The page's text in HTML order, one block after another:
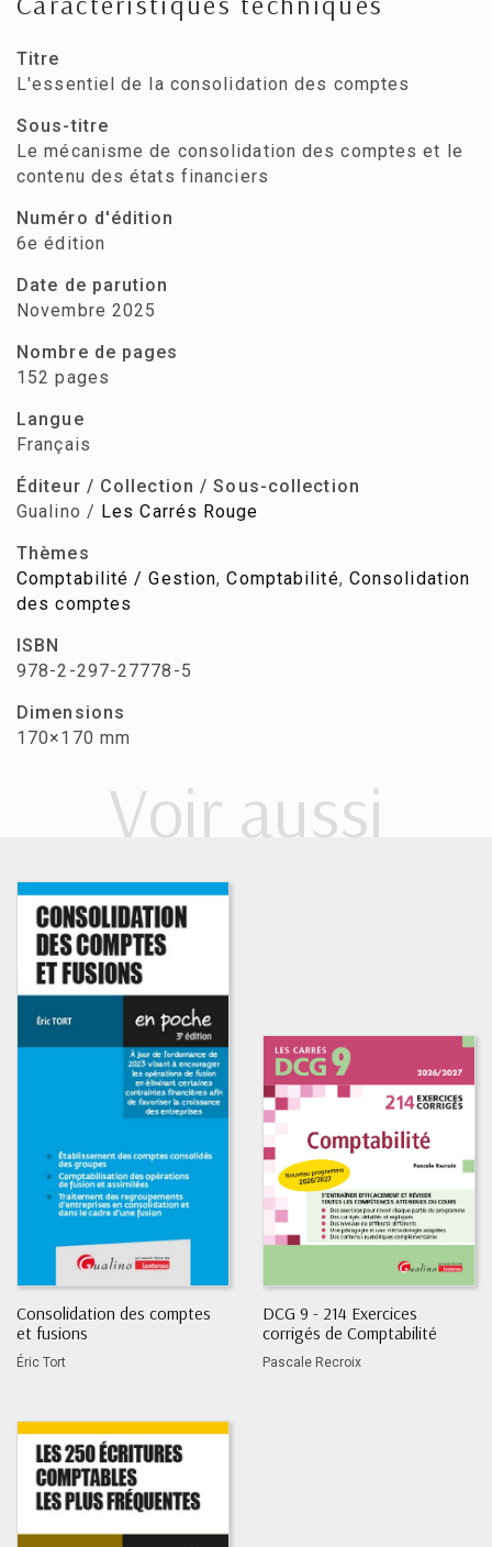
Titre
L'essentiel de la consolidation des comptes
Sous-titre
Le mécanisme de consolidation des comptes et le
contenu des états financiers
Numéro d'édition
6e édition
Date de parution
Novembre 2025
Nombre de pages
152 pages
Langue
Français
Éditeur / Collection / Sous-collection
Gualino / Les Carrés Rouge
Thèmes
Comptabilité / Gestion,Comptabilité, Consolidation
des comptes
ISBN
978-2-297-27778-5
Dimensions
170×170 mm
Voir aussi
Consolidation des comptes
et fusions
Éric Tort
DCG 9 - 214 Exercices
corrigés de Comptabilité
Pascale Recroix